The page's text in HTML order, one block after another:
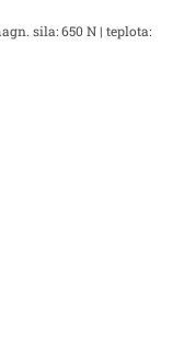
sila: 650 N | teplota: